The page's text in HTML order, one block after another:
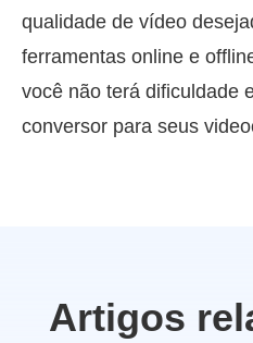
qualidade de vídeo
ferramentas online e
você não terá dificuldade
conversor para seus
Artigos